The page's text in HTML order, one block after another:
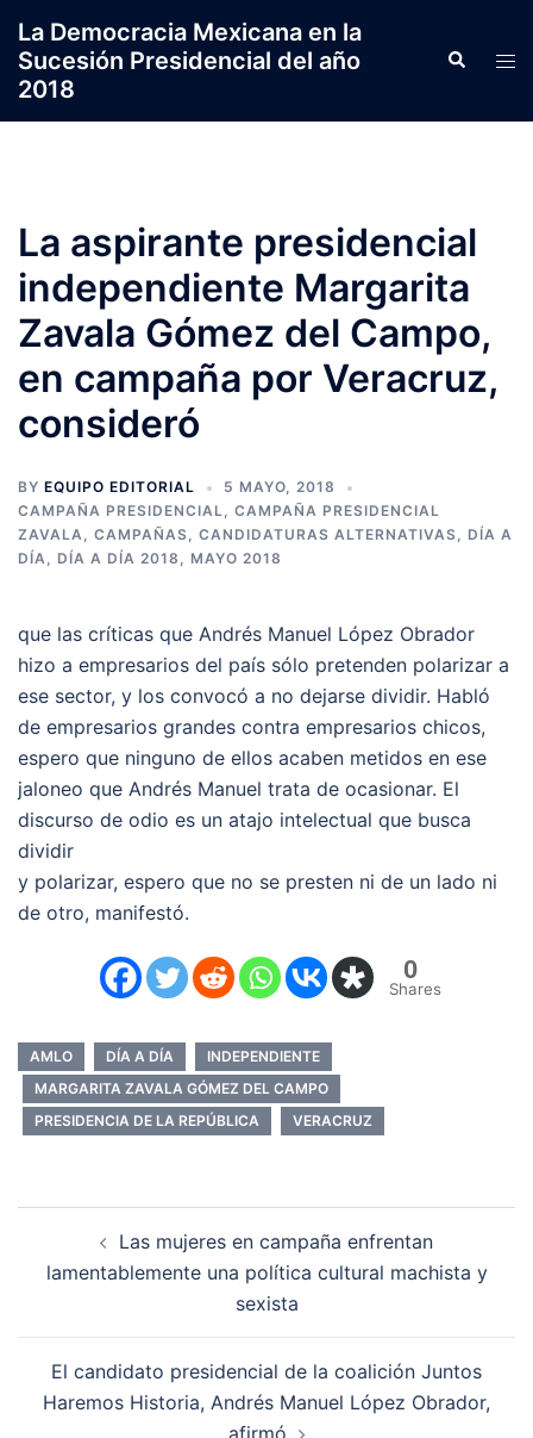
contenido
La Democracia Mexicana en la
Sucesión Presidencial del año
2018
Search
La aspirante presidencial
independiente Margarita
Zavala Gómez del Campo,
en campaña por Veracruz,
consideró
BY EQUIPO EDITORIAL
5 MAYO, 2018
CAMPAÑA PRESIDENCIAL, CAMPAÑA PRESIDENCIAL
ZAVALA, CAMPAÑAS, CANDIDATURAS ALTERNATIVAS, DÍA A
DÍA, DÍA A DÍA 2018 , MAYO 2018
que las críticas que Andrés Manuel López Obrador
hizo a empresarios del país sólo pretenden polarizar a
ese sector, y los convocó a no dejarse dividir. Habló
de empresarios grandes contra empresarios chicos,
espero que ninguno de ellos acaben metidos en ese
jaloneo que Andrés Manuel trata de ocasionar. El
discurso de odio es un atajo intelectual que busca
dividir
y polarizar, espero que no se presten ni de un lado ni
de otro, manifestó.
0
Shares
AMLO DÍA A DÍA
INDEPENDIENTE
MARGARITA ZAVALA GÓMEZ DEL CAMPO
PRESIDENCIA DE LA REPÚBLICA
VERACRUZ
entradas
Las mujeres en campaña enfrentan
lamentablemente una política cultural machista y
sexista
El candidato presidencial de la coalición Juntos
Haremos Historia, Andrés Manuel López Obrador,
afirmó